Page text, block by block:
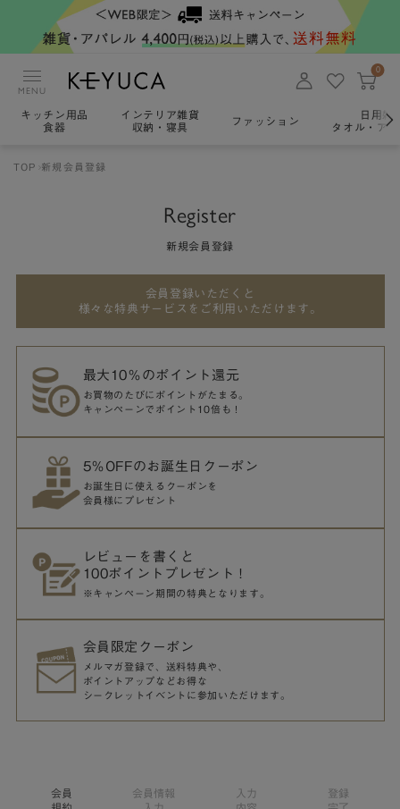
MENU
0
キッチン用品
食器
インテリア雑貨
収納・寝具
ファッション
日用雑
タオル・ア
TOP 新規会員登録
Register
新規会員登録
会員登録いただくと
様々な特典サービスをご利用いただけます。
最大10％のポイント還元
お買物のたびにポイントがたまる。
キャンペーンでポイント10倍も！
5％OFFのお誕生日クーポン
お誕生日に使えるクーポンを
会員様にプレゼント
レビューを書くと
100ポイントプレゼント！
※キャンペーン期間の特典となります。
会員限定クーポン
メルマガ登録で、送料特典や、
ポイントアップなどお得な
シークレットイベントに参加いただけます。
会員
会員情報
入力
登録